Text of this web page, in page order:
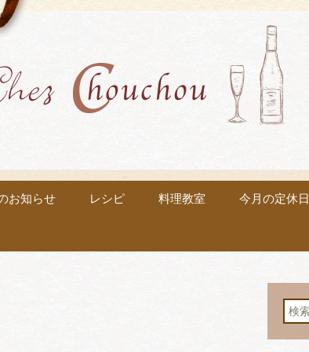
ンチ「Chez
ブログ
お知らせ レシピ 料理教室 今月の定休日
検索: